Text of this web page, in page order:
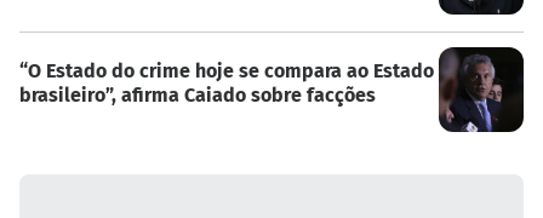
“O Estado do crime hoje se compara ao Estado
brasileiro”, afirma Caiado sobre facções